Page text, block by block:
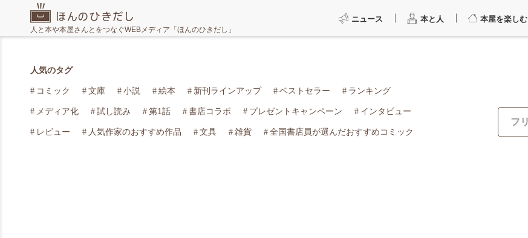
人と本や本屋さんとをつなぐWEBメディア「ほんのひきだし」
ニュース 本と人 本屋を楽しむ
人気のタグ
コミック 文庫 小説 絵本 新刊ラインアップ ベストセラー ランキング
メディア化 試し読み 第1話 書店コラボ プレゼントキャンペーン インタビュー
レビュー 人気作家のおすすめ作品 文具 雑貨 全国書店員が選んだおすすめコミック